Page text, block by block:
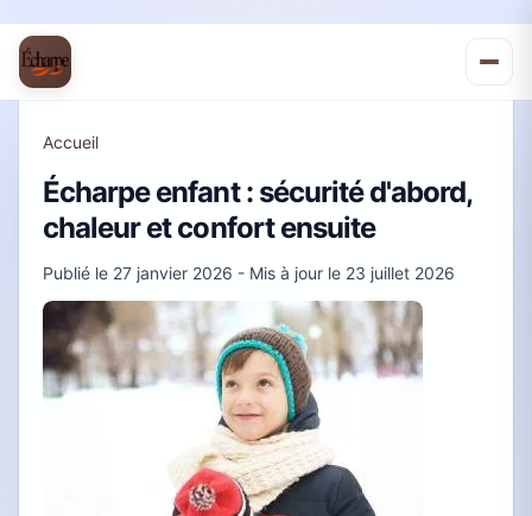
Accueil
Écharpe enfant : sécurité d'abord,
chaleur et confort ensuite
Publié le 27 janvier 2026 - Mis à jour le 23 juillet 2026